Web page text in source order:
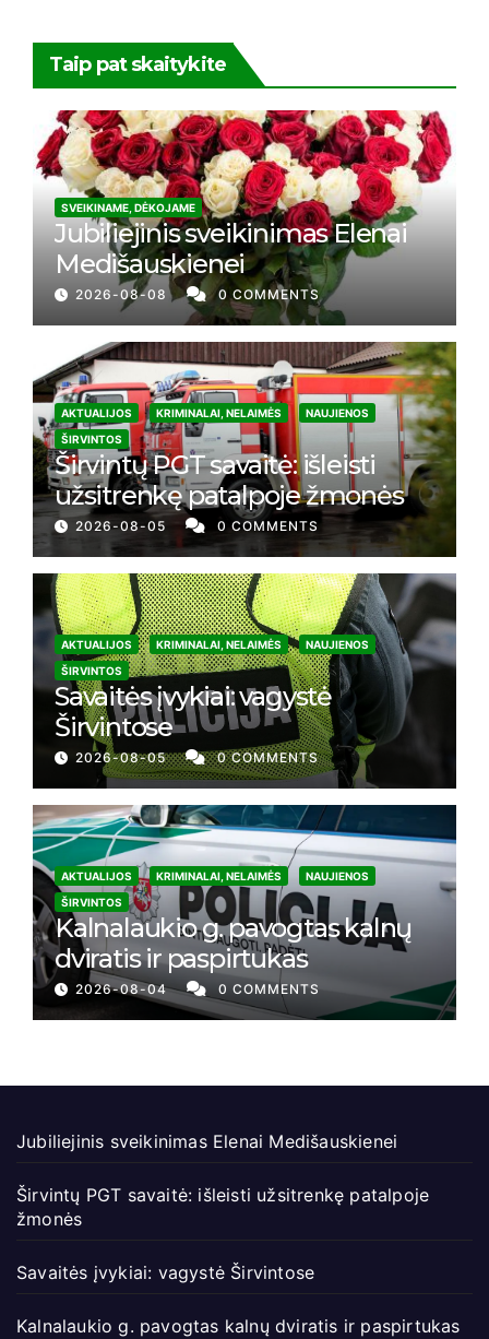
Taip pat skaitykite
SVEIKINAME, DĖKOJAME
Jubiliejinis sveikinimas Elenai
Medišauskienei
2026-08-08 0 COMMENTS
AKTUALIJOS KRIMINALAI, NELAIMĖS
NAUJIENOS
ŠIRVINTOS
Širvintų PGT savaitė: išleisti
užsitrenkę patalpoje žmonės
2026-08-05 0 COMMENTS
AKTUALIJOS KRIMINALAI, NELAIMĖS
NAUJIENOS
ŠIRVINTOS
Savaitės įvykiai: vagystė
Širvintose
2026-08-05 0 COMMENTS
AKTUALIJOS KRIMINALAI, NELAIMĖS
NAUJIENOS
ŠIRVINTOS
Kalnalaukio g. pavogtas kalnų
dviratis ir paspirtukas
2026-08-04 0 COMMENTS
Jubiliejinis sveikinimas Elenai Medišauskienei
Širvintų PGT savaitė: išleisti užsitrenkę patalpoje
žmonės
Savaitės įvykiai: vagystė Širvintose
Kalnalaukio g. pavogtas kalnų dviratis ir paspirtukas